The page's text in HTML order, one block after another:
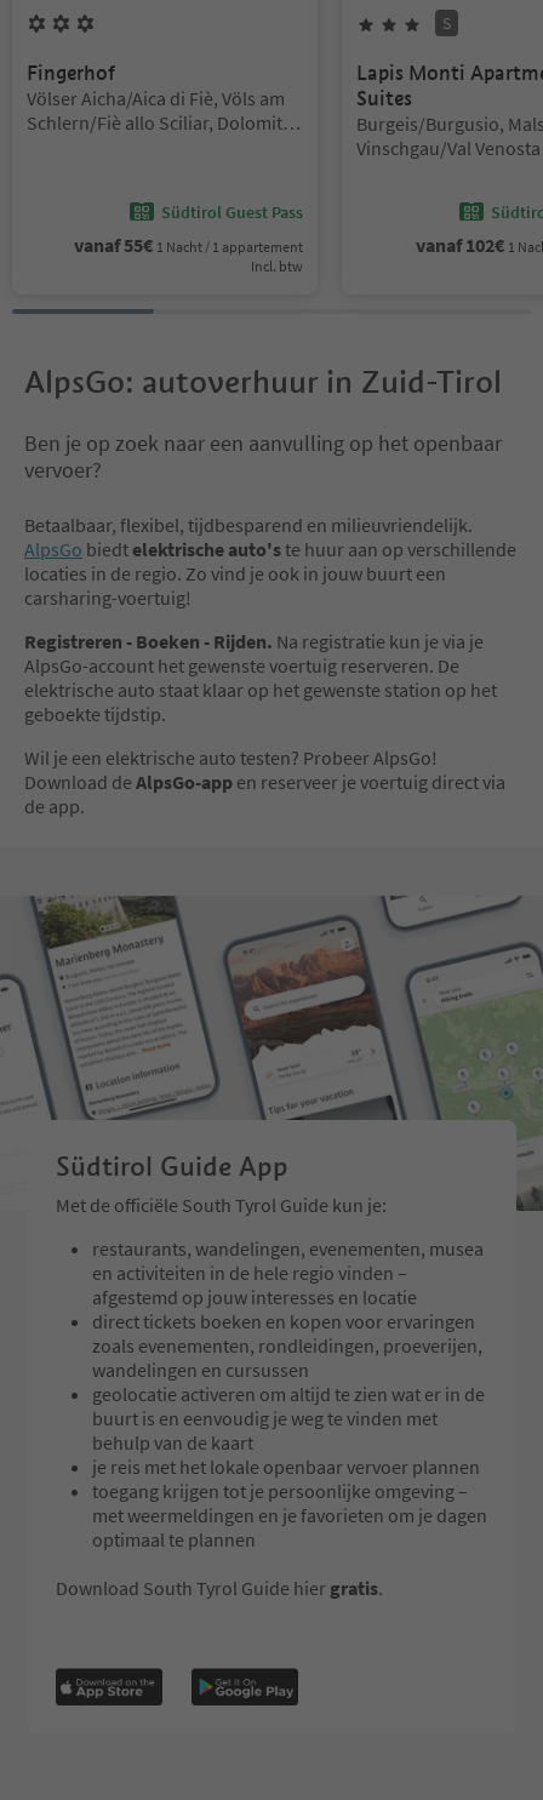
Fingerhof
Locatie:
Völser Aicha/Aica di Fiè, Völs am
Schlern/Fiè allo Sciliar, Dolomites
Südtirol Guest Pass
vanaf55€ 1 Nacht / 1 appartement
Incl. btw
Sterren
S
Lapis Monti
Suites
Locatie:
Burgeis/Burgusio,
Vinschgau/Val Venosta
vanaf102€ 1
AlpsGo: autoverhuur in Zuid-Tirol
Ben je op zoek naar een aanvulling op het openbaar
vervoer?
Betaalbaar, flexibel, tijdbesparend en milieuvriendelijk.
AlpsGo biedtelektrische auto'ste huur aan op verschillende
locaties in de regio. Zo vind je ook in jouw buurt een
carsharing-voertuig!
Registreren - Boeken - Rijden. Na registratie kun je via je
AlpsGo-account het gewenste voertuig reserveren. De
elektrische auto staat klaar op het gewenste station op het
geboekte tijdstip.
Wil je een elektrische auto testen? Probeer AlpsGo!
Download de AlpsGo-app en reserveer je voertuig direct via
de app.
Südtirol Guide App
Met de officiële South Tyrol Guide kun je:
restaurants, wandelingen, evenementen, musea
en activiteiten in de hele regio vinden –
afgestemd op jouw interesses en locatie
direct tickets boeken en kopen voor ervaringen
zoals evenementen, rondleidingen, proeverijen,
wandelingen en cursussen
geolocatie activeren om altijd te zien wat er in de
buurt is en eenvoudig je weg te vinden met
behulp van de kaart
je reis met het lokale openbaar vervoer plannen
toegang krijgen tot je persoonlijke omgeving –
met weermeldingen en je favorieten om je dagen
optimaal te plannen
Download South Tyrol Guide hier gratis.